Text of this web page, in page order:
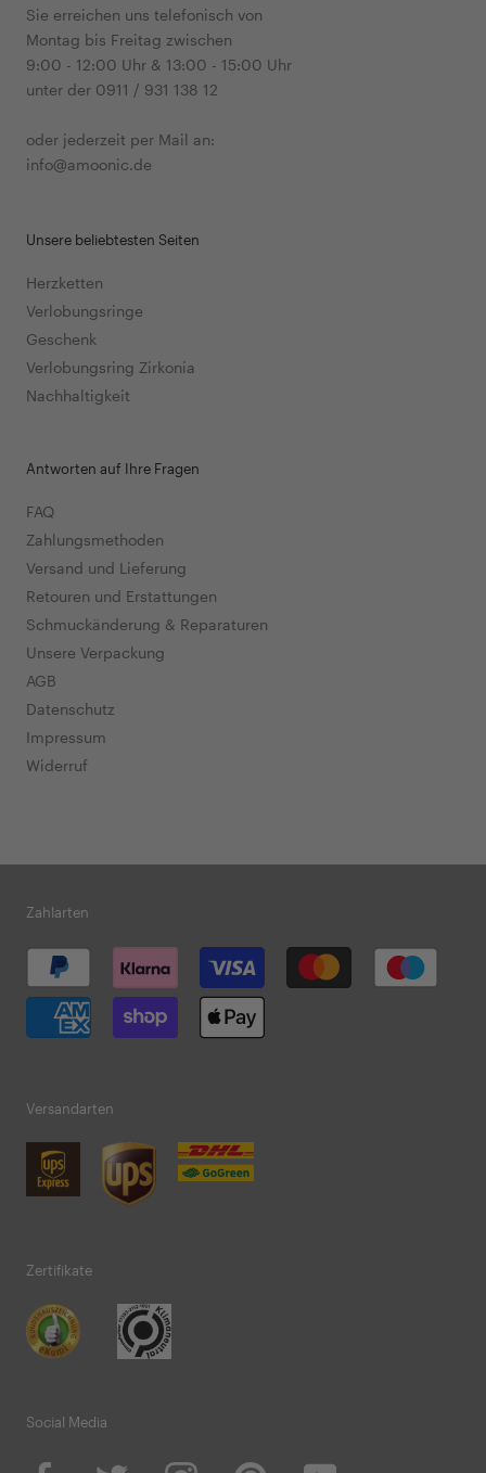
Sie erreichen uns telefonisch von
Montag bis Freitag zwischen
9:00 - 12:00 Uhr & 13:00 - 15:00 Uhr
unter der 0911 / 931 138 12
oder jederzeit per Mail an:
info@amoonic.de
Unsere beliebtesten Seiten
Herzketten
Verlobungsringe
Geschenk
Verlobungsring Zirkonia
Nachhaltigkeit
Antworten auf Ihre Fragen
FAQ
Zahlungsmethoden
Versand und Lieferung
Retouren und Erstattungen
Schmuckänderung & Reparaturen
Unsere Verpackung
AGB
Datenschutz
Impressum
Widerruf
Zahlarten
Versandarten
Zertifikate
Social Media